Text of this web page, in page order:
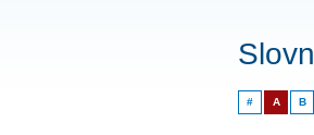
# A B